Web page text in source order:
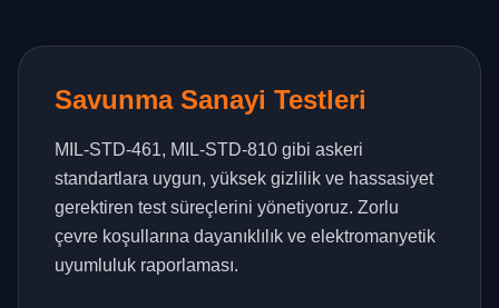
Savunma Sanayi Testleri
MIL-STD-461, MIL-STD-810 gibi askeri
standartlara uygun, yüksek gizlilik ve hassasiyet
gerektiren test süreçlerini yönetiyoruz. Zorlu
çevre koşullarına dayanıklılık ve elektromanyetik
uyumluluk raporlaması.